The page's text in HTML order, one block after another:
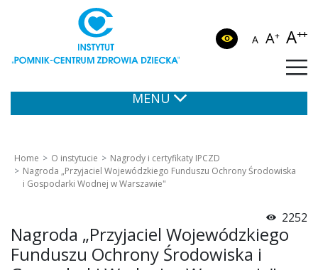
A A+ A++
MENU
Home O instytucie
Nagrody i certyfikaty IPCZD
Nagroda „Przyjaciel Wojewódzkiego Funduszu Ochrony Środowiska
i Gospodarki Wodnej w Warszawie"
2252
Nagroda „Przyjaciel Wojewódzkiego
Funduszu Ochrony Środowiska i